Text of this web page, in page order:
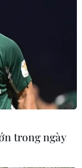
trong ngày